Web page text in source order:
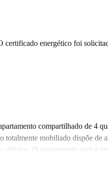
certificado energético foi
compartilhado de 4
totalmente mobiliado dispõe de
elétrico. O apartamento inclui
com forno e um elevador